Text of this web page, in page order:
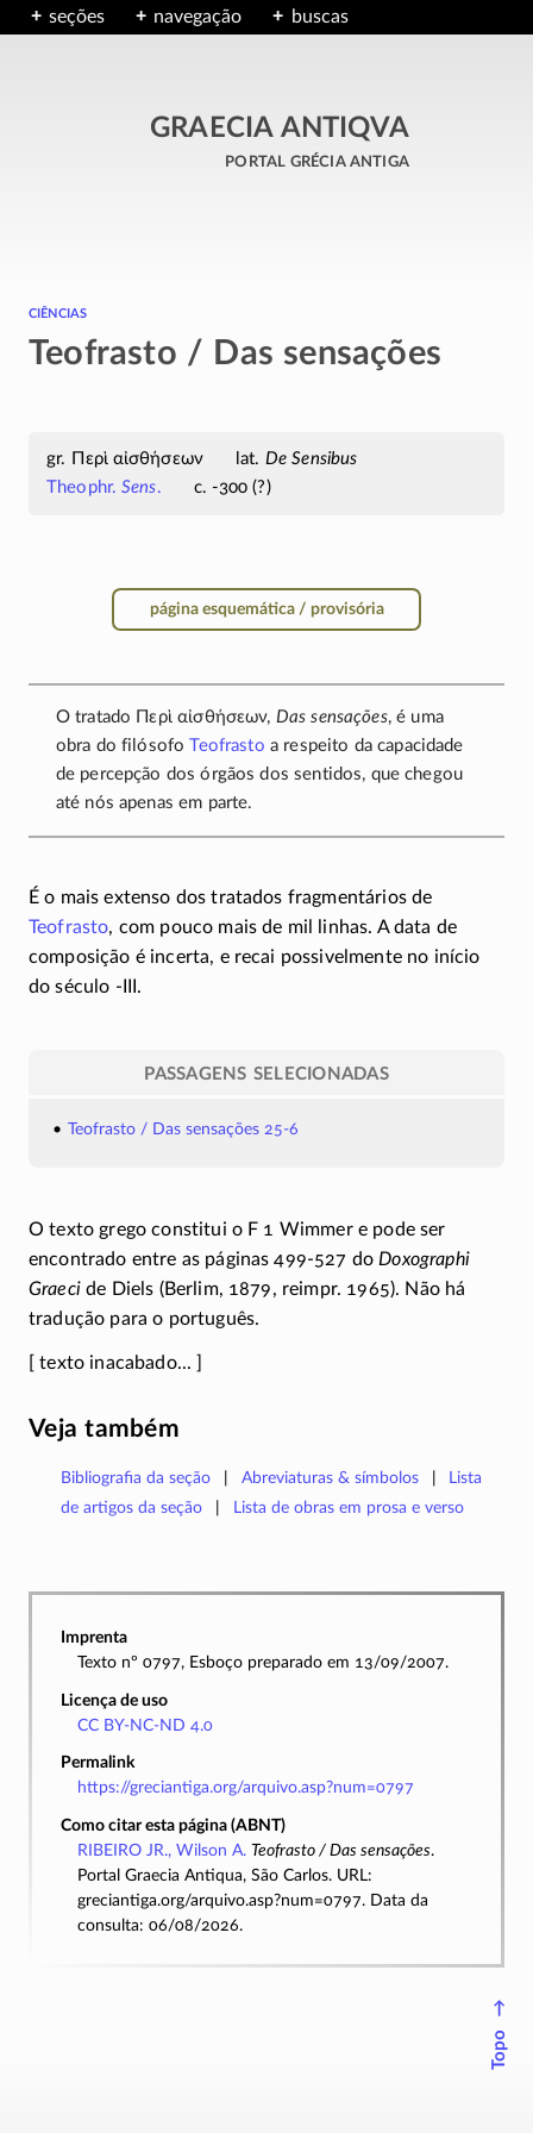
seções navegação buscas
GRAECIA ANTIQVA
portal grécia antiga
ciências
Teofrasto / Das sensações
Περὶ αἰσθήσεων
De Sensibus
Theophr.Sens. c. -300 (?)
página esquemática / provisória
O tratado Περὶ αἰσθήσεων, Das sensações, é uma
obra do filósofoTeofrasto a respeito da capacidade
de percepção dos órgãos dos sentidos, que chegou
até nós apenas em parte.
É o mais extenso dos tratados fragmentários de
Teofrasto, com pouco mais de mil linhas. A data de
composição é incerta, e recai possivelmente no início
do século -III .
PASSAGENS SELECIONADAS
Teofrasto / Das sensações 25-6
O texto grego constitui o F 1 Wimmer e pode ser
encontrado entre as páginas499-527 doDoxographi
Graecide Diels (Berlim, 1879, reimpr. 1965). Não há
tradução para o português.
[ texto inacabado... ]
Veja também
Bibliografia da seção Abreviaturas & símbolos
Lista
de artigos da seção
Lista de obras em prosa e verso
Imprenta
Texto nº 0797, Esboço preparado em 13/09/2007.
Licença de uso
CC BY-NC-ND 4.0
Permalink
https://greciantiga.org/arquivo.asp?num=0797
Como citar esta página (ABNT)
RIBEIRO JR., Wilson A. Teofrasto / Das sensações.
Portal Graecia Antiqua, São Carlos. URL:
greciantiga.org/arquivo.asp?num=0797. Data da
consulta: 06/08/2026.
↑
Topo